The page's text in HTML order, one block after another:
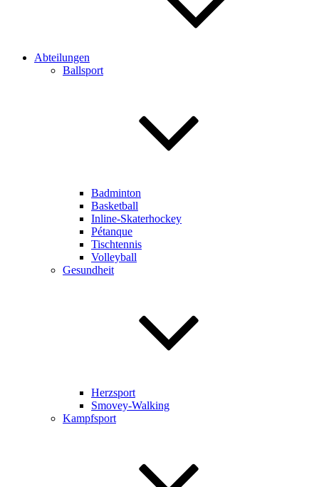
Abteilungen
Ballsport
Badminton
Basketball
Inline-Skaterhockey
Pétanque
Tischtennis
Volleyball
Gesundheit
Herzsport
Smovey-Walking
Kampfsport